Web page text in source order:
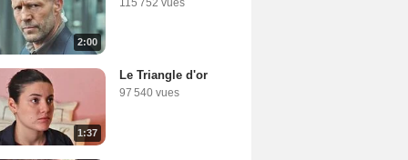
2:00
1:37
Le Triangle d'or
97 540 vues